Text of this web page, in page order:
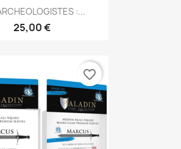
Aperçu rapide:...
25,00 €
favorite_border